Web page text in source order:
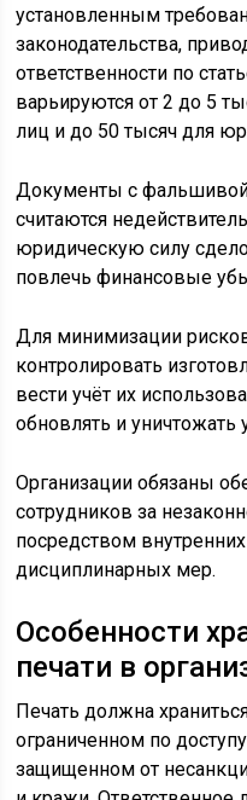
установленным
законодательства,
ответственности по
варьируются от 2 до 5
лиц и до 50 тысяч для
Документы с
считаются
юридическую силу
повлечь финансовые
Для минимизации
контролировать
вести учёт их
обновлять и
Организации обязаны
сотрудников за
посредством
дисциплинарных мер.
Особенности
печати в
Печать должна
ограниченном по
защищенном от